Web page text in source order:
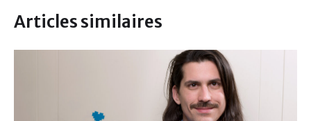
o
e
r
Articles similaires